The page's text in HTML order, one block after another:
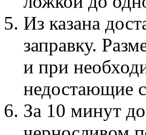
Из казана
заправку.
и при
недостающие
За 10 минут